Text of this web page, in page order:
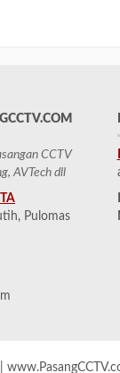
CCTV
AVTech dll
Pulomas